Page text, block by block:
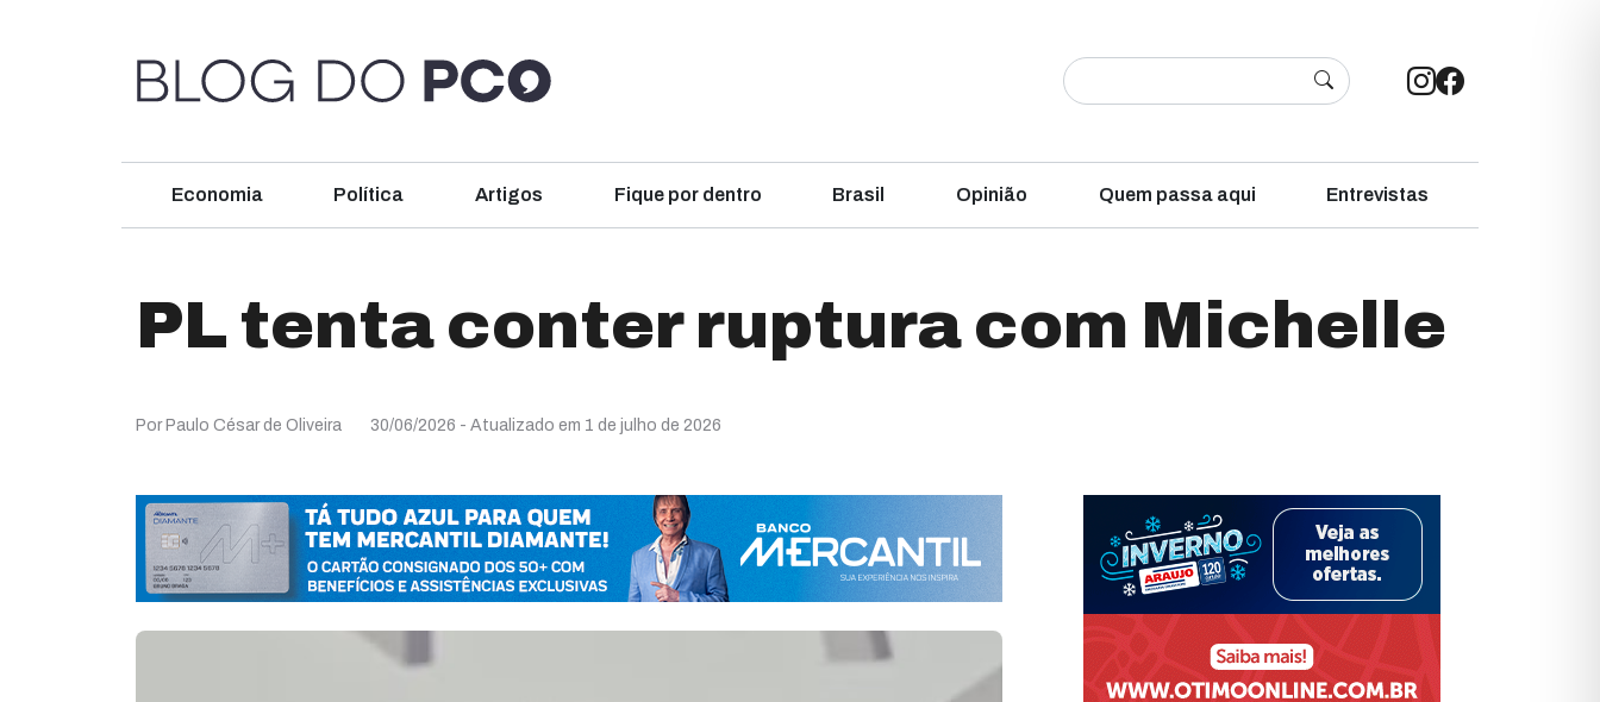
Economia Política Artigos Fique por dentro Brasil Opinião Quem passa aqui Entrevistas
PL tenta conter ruptura com Michelle
Por Paulo César de Oliveira 30/06/2026 - Atualizado em 1 de julho de 2026